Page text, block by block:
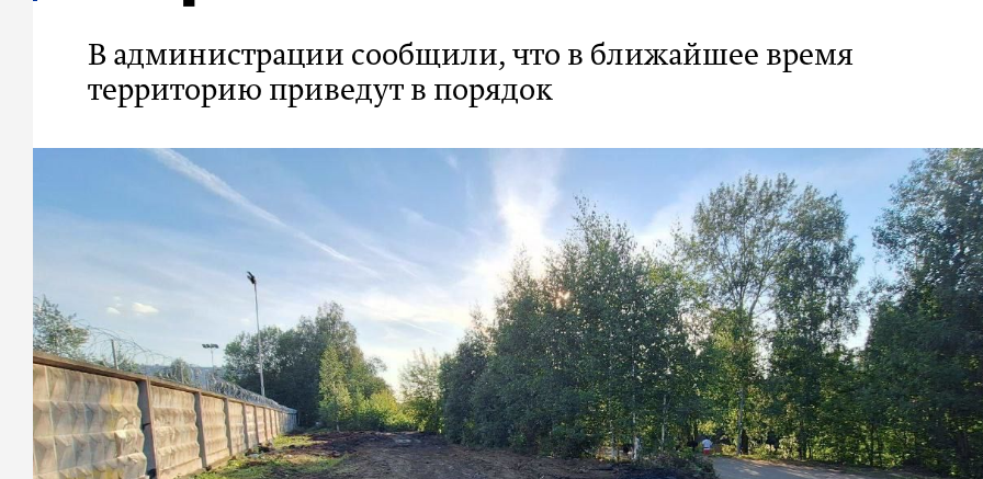
В администрации сообщили, что в ближайшее время
территорию приведут в порядок